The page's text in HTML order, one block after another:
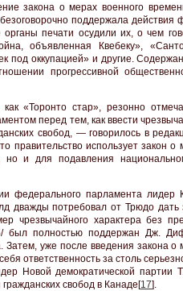
закона о мерах военного
поддержала действия
печати осудили их, о чем
объявленная Квебеку»,
под оккупацией» и другие.
прогрессивной
«Торонто стар», резонно
перед тем, как ввести
свобод, — говорилось в
правительство использует закон о
но и для подавления
федерального парламента лидер
дважды потребовал от Трюдо дать
чрезвычайного характера без
полностью поддержан Дж.
уже после введения закона о
ответственность за столь
Новой демократической партии
свобод в Канаде[17].